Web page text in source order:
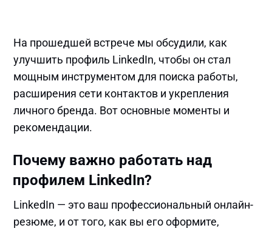
На прошедшей встрече мы обсудили, как
улучшить профиль LinkedIn, чтобы он стал
мощным инструментом для поиска работы,
расширения сети контактов и укрепления
личного бренда. Вот основные моменты и
рекомендации.
Почему важно работать над
профилем LinkedIn?
LinkedIn — это ваш профессиональный онлайн-
резюме, и от того, как вы его оформите,